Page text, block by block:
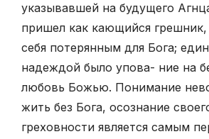
указывавшей на будущего
пришел как кающийся
себя потерянным для Бога;
надеждой было упова- ние на
любовь Божью. Понимание
жить без Бога, осознание
греховности является самым